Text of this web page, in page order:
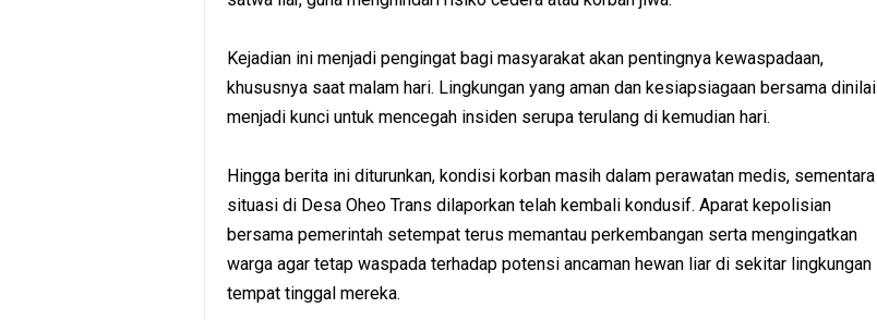
Kejadian ini menjadi pengingat bagi masyarakat akan pentingnya kewaspadaan,
khususnya saat malam hari. Lingkungan yang aman dan kesiapsiagaan bersama dinilai
menjadi kunci untuk mencegah insiden serupa terulang di kemudian hari.
Hingga berita ini diturunkan, kondisi korban masih dalam perawatan medis, sementara
situasi di Desa Oheo Trans dilaporkan telah kembali kondusif. Aparat kepolisian
bersama pemerintah setempat terus memantau perkembangan serta mengingatkan
warga agar tetap waspada terhadap potensi ancaman hewan liar di sekitar lingkungan
tempat tinggal mereka.